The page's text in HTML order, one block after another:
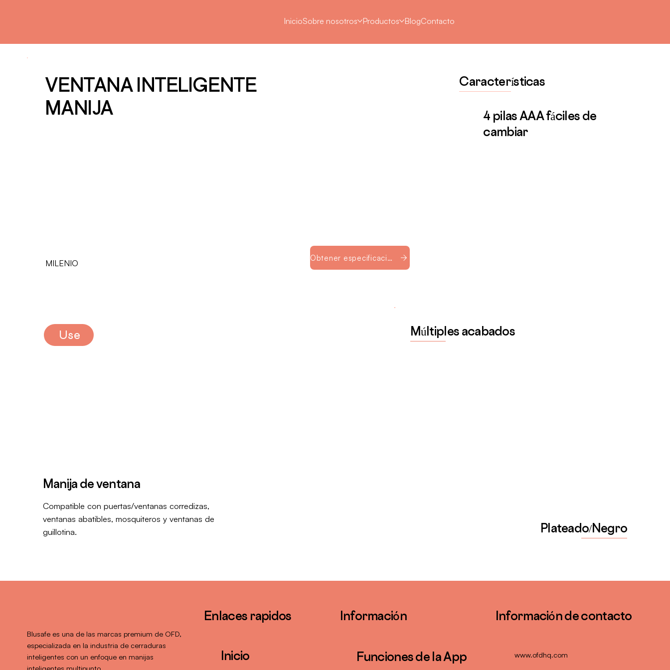
InicioSobre nosotros Productos BlogContacto
VENTANA INTELIGENTE
MANIJA
MILENIO Obtener especificaciones del producto
Características
4 pilas AAA fáciles de
cambiar
Manija de ventana
Compatible con puertas/ventanas corredizas,
ventanas abatibles, mosquiteros y ventanas de
guillotina.
Use Múltiples acabados
Plateado/Negro
Información
Funciones de la App
Información de contacto
www.ofdhq.com
Enlaces rapidos
Inicio
Blusafe es una de las marcas premium de OFD,
especializada en la industria de cerraduras
inteligentes con un enfoque en manijas